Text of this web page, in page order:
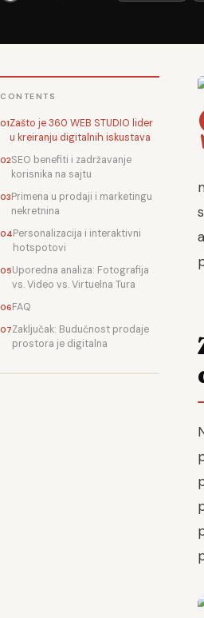
CONTENTS
Zašto je 360 WEB STUDIO lider
u kreiranju digitalnih iskustava
SEO benefiti i zadržavanje
korisnika na sajtu
Primena u prodaji i marketingu
nekretnina
Personalizacija i interaktivni
hotspotovi
Uporedna analiza: Fotografija
vs. Video vs. Virtuelna Tura
FAQ
Zaključak: Budućnost prodaje
prostora je digitalna